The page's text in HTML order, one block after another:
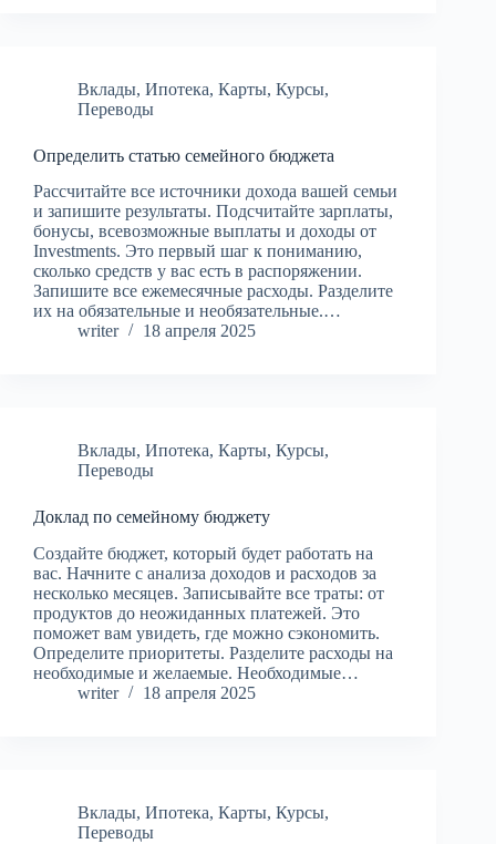
Вклады, Ипотека, Карты, Курсы,
Переводы
Определить статью семейного бюджета
Рассчитайте все источники дохода вашей семьи
и запишите результаты. Подсчитайте зарплаты,
бонусы, всевозможные выплаты и доходы от
Investments. Это первый шаг к пониманию,
сколько средств у вас есть в распоряжении.
Запишите все ежемесячные расходы. Разделите
их на обязательные и необязательные.…
writer
18 апреля 2025
Вклады, Ипотека, Карты, Курсы,
Переводы
Доклад по семейному бюджету
Создайте бюджет, который будет работать на
вас. Начните с анализа доходов и расходов за
несколько месяцев. Записывайте все траты: от
продуктов до неожиданных платежей. Это
поможет вам увидеть, где можно сэкономить.
Определите приоритеты. Разделите расходы на
необходимые и желаемые. Необходимые…
writer
18 апреля 2025
Вклады, Ипотека, Карты, Курсы,
Переводы